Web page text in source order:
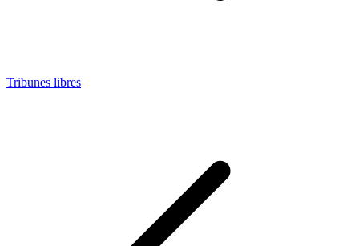
Tribunes libres